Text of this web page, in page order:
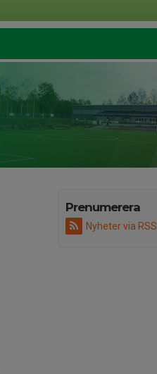
Prenumerera
Nyheter via RSS